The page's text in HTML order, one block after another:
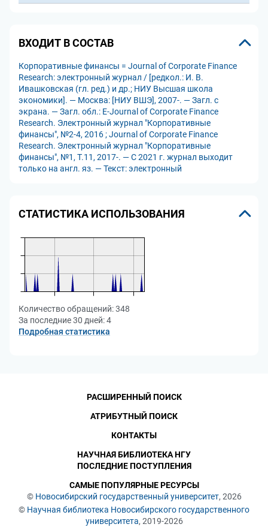
ВХОДИТ В СОСТАВ
Корпоративные финансы = Journal of Corporate Finance
Research: электронный журнал / [редкол.: И. В.
Ивашковская (гл. ред.) и др.; НИУ Высшая школа
экономики]. — Москва: [НИУ ВШЭ], 2007-. — Загл. с
экрана. — Загл. обл.: E-Journal of Corporate Finance
Research. Электронный журнал "Корпоративные
финансы", №2-4, 2016 ; Journal of Corporate Finance
Research. Электронный журнал "Корпоративные
финансы", №1, Т.11, 2017-. — С 2021 г. журнал выходит
только на англ. яз. — Текст: электронный
СТАТИСТИКА ИСПОЛЬЗОВАНИЯ
Количество обращений:348
За последние 30 дней:4
Подробная статистика
© Новосибирский государственный университет, 2026
© Научная библиотека Новосибирского государственного
университета, 2019-2026
РАСШИРЕННЫЙ ПОИСК
АТРИБУТНЫЙ ПОИСК
КОНТАКТЫ
НАУЧНАЯ БИБЛИОТЕКА НГУ
ПОСЛЕДНИЕ ПОСТУПЛЕНИЯ
САМЫЕ ПОПУЛЯРНЫЕ РЕСУРСЫ